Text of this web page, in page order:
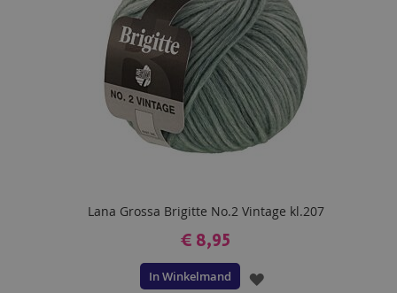
Lana Grossa Brigitte No.2 Vintage kl.207
€ 8,95
In Winkelmand
VOEG